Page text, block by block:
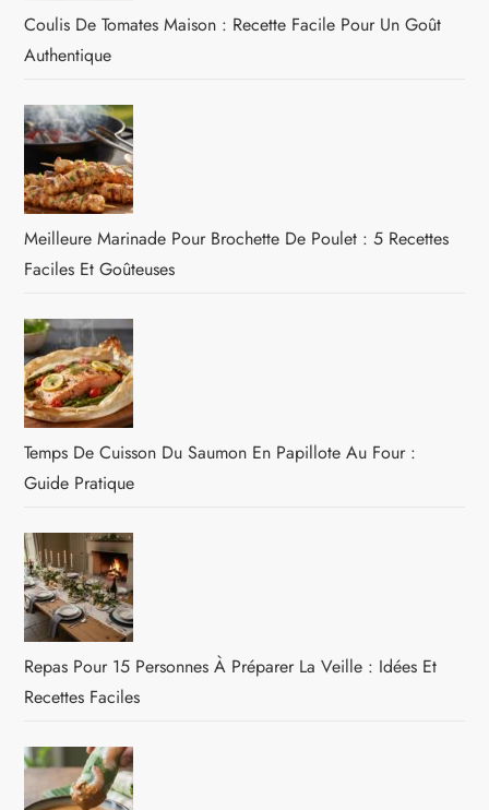
Coulis De Tomates Maison : Recette Facile Pour Un Goût
Authentique
Meilleure Marinade Pour Brochette De Poulet : 5 Recettes
Faciles Et Goûteuses
Temps De Cuisson Du Saumon En Papillote Au Four :
Guide Pratique
Repas Pour 15 Personnes À Préparer La Veille : Idées Et
Recettes Faciles